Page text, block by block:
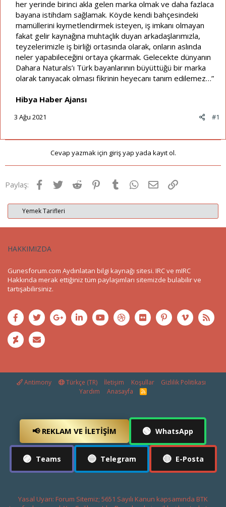
her yerinde birinci akla gelen marka olmak ve daha fazlaca
bayana istihdam sağlamak. Köyde kendi bahçesindeki
mamüllerini kıymetlendirmek isteyen, iş imkanı olmayan
fakat gelir kaynağına muhtaçlık duyan arkadaşlarımızla,
teyzelerimizle iş birliği ortasında olarak, onların aslında
neler yapabileceğini ortaya çıkarmak. Gelecekte dünyanın
Dahara Naturals’ı Türk bayanlarının büyüttüğü bir marka
olarak tanıyacak olması fikrinin heyecanı tanım edilemez…”
Hibya Haber Ajansı
#1
3 Ağu 2021
Cevap yazmak için giriş yap yada kayıt ol.
Paylaş: Facebook
TwitterReddit Pinterest
Tumblr WhatsApp
E-postaLink
Yemek Tarifleri
HAKKIMIZDA
Gunesforum.com Aydınlatan bilgi kaynağı sitesi. IRC ve mIRC
Hakkında merak ettiğiniz tüm paylaşımları sitemizde bulabilir ve
tartışabilirsiniz.
Antimony Türkçe (TR) İletişim Koşullar
Gizlilik Politikası
Yardım
Anasayfa
R
S
📢 REKLAM VE İLETIŞIM 🟢 WhatsApp
🟣 Teams 🔵 Telegram 🔴 E-Posta
Yasal Uyarı: Forum Sitemiz; 5651 Sayılı Kanun kapsamında BTK